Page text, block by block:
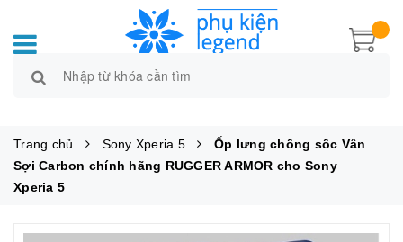
Trang chủ Sony Xperia 5
Ốp lưng chống sốc Vân
Sợi Carbon chính hãng RUGGER ARMOR cho Sony
Xperia 5